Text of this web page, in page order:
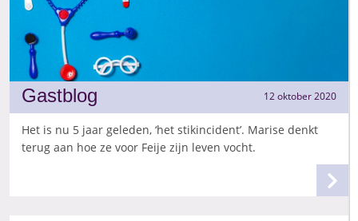
Gastblog 12 oktober 2020
Het is nu 5 jaar geleden, ‘het stikincident’. Marise denkt
terug aan hoe ze voor Feije zijn leven vocht.